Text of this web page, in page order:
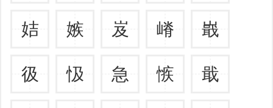
姞 嫉 岌 嵴 嶯
彶 忣 急 愱 戢